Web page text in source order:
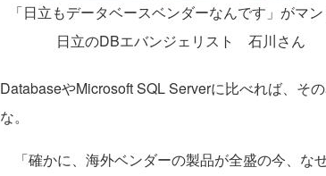
「日立もデータベースベンダーなんです」がマ
日立のDBエバンジェリスト 石川さん
DatabaseやMicrosoft SQL Serverに比べれば、そ
な。
「確かに、海外ベンダーの製品が全盛の今、な